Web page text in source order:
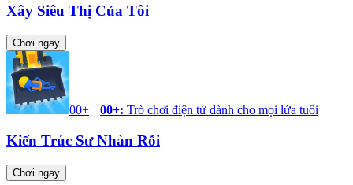
Xây Siêu Thị Của Tôi
Chơi ngay
00+ 00+: Trò chơi điện tử dành cho mọi lứa tuổi
Kiến Trúc Sư Nhàn Rỗi
Chơi ngay